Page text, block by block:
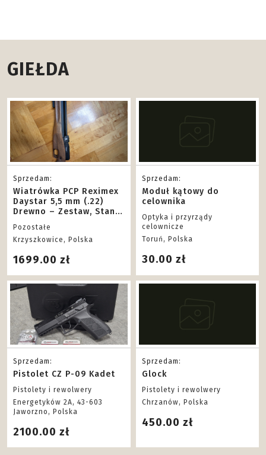
GIEŁDA
Sprzedam:
Wiatrówka PCP Reximex
Daystar 5,5 mm (.22)
Drewno – Zestaw, Stan
BDB!
Pozostałe
Krzyszkowice, Polska
1699.00 zł
Sprzedam:
Moduł kątowy do
celownika
Optyka i przyrządy
celownicze
Toruń, Polska
30.00 zł
Sprzedam:
Pistolet CZ P-09 Kadet
Pistolety i rewolwery
Energetyków 2A, 43-603
Jaworzno, Polska
2100.00 zł
Sprzedam:
Glock
Pistolety i rewolwery
Chrzanów, Polska
450.00 zł